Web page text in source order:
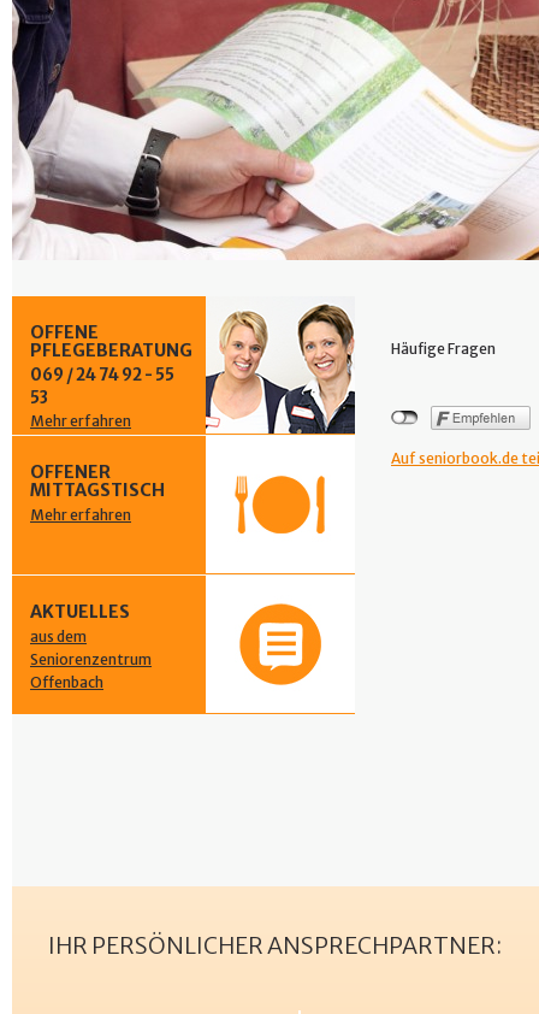
OFFENE
PFLEGEBERATUNG
069 / 24 74 92 - 55
53
Mehr erfahren
OFFENER
MITTAGSTISCH
Mehr erfahren
AKTUELLES
aus dem
Seniorenzentrum
Offenbach
Häufige Fragen
Auf seniorbook.de
IHR PERSÖNLICHER ANSPRECHPARTNER: